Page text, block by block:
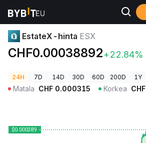
Kryptohinnat
EstateX-hinta ESX
CHF0.00038892+22.84%
24H 7D 14D 30D 60D 200D 1Y
Matala CHF 0.000315 Korkea CHF